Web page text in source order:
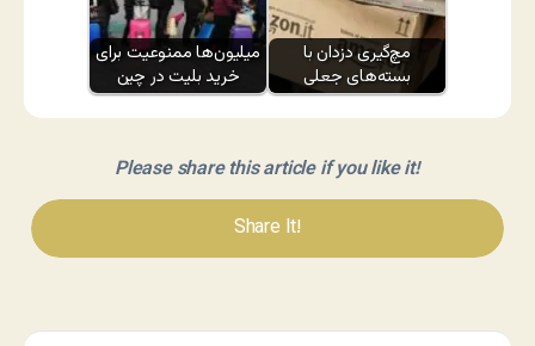
میلیون‌ها ممنوعیت برای
خرید بلیت در چین
مچ‌گیری دزدان با
بسته‌های جعلی
Please share this article if you like it!
Share It!